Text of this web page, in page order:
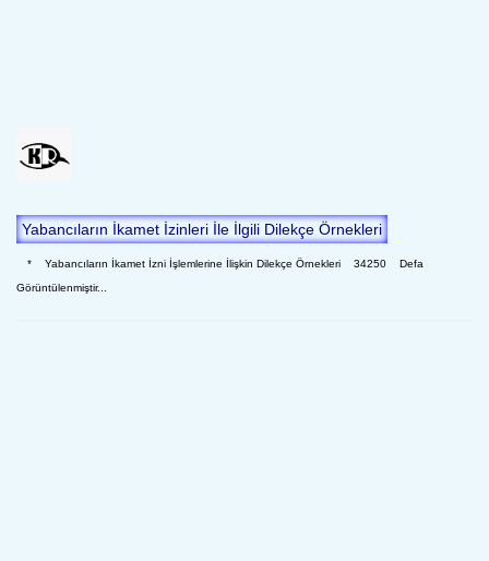
Yabancıların İkamet İzinleri İle İlgili Dilekçe Örnekleri
* Yabancıların İkamet İzni İşlemlerine İlişkin Dilekçe Örnekleri 34250 Defa
Görüntülenmiştir...